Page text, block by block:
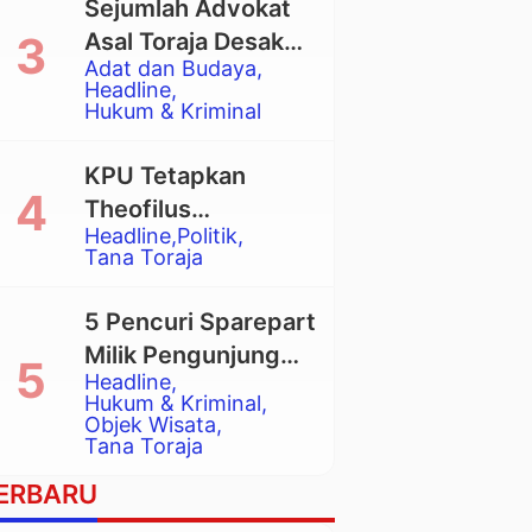
Adat dan Budaya
Headline
Hukum & Kriminal
Sejumlah Advokat
Asal Toraja Desak
Mahkamah Agung
Larang Penggunaan
Eksekusi Rumah
Adat Tongkonan
Headline Politik
Tana Toraja
KPU Tetapkan
Theofilus
Allorerung dan
Zadrak Tombe
sebagai Bupati dan
Wakil Bupati Tana
Toraja Terpilih
Headline
Hukum & Kriminal
Objek Wisata
Tana Toraja
5 Pencuri Sparepart
Milik Pengunjung
Objek Wisata
Pango-Pango
Ditangkap Polisi